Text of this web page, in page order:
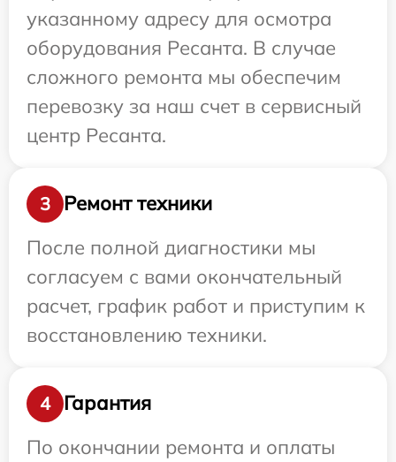
указанному адресу для осмотра
оборудования Ресанта. В случае
сложного ремонта мы обеспечим
перевозку за наш счет в сервисный
центр Ресанта.
3
Ремонт техники
После полной диагностики мы
согласуем с вами окончательный
расчет, график работ и приступим к
восстановлению техники.
4
Гарантия
По окончании ремонта и оплаты